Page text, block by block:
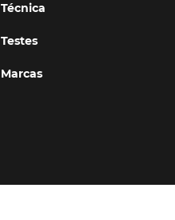
Técnica
Testes
Marcas